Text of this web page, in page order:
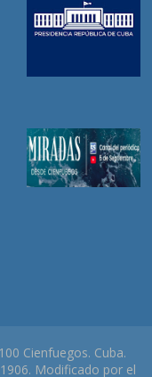
Cienfuegos. Cuba.
Modificado por el